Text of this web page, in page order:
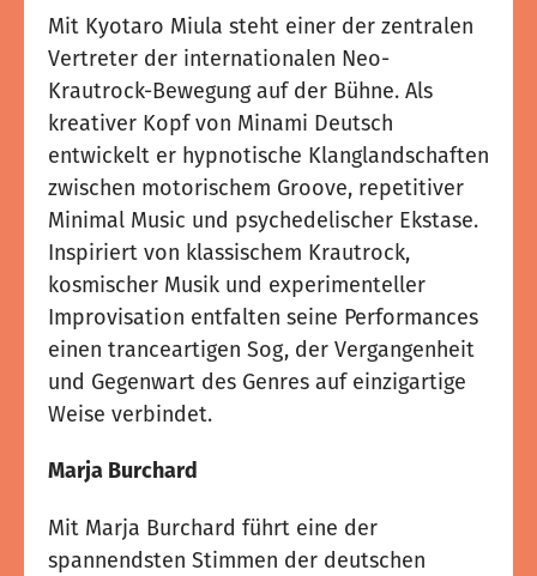
Mit Kyotaro Miula steht einer der zentralen
Vertreter der internationalen Neo-
Krautrock-Bewegung auf der Bühne. Als
kreativer Kopf von Minami Deutsch
entwickelt er hypnotische Klanglandschaften
zwischen motorischem Groove, repetitiver
Minimal Music und psychedelischer Ekstase.
Inspiriert von klassischem Krautrock,
kosmischer Musik und experimenteller
Improvisation entfalten seine Performances
einen tranceartigen Sog, der Vergangenheit
und Gegenwart des Genres auf einzigartige
Weise verbindet.
Marja Burchard
Mit Marja Burchard führt eine der
spannendsten Stimmen der deutschen